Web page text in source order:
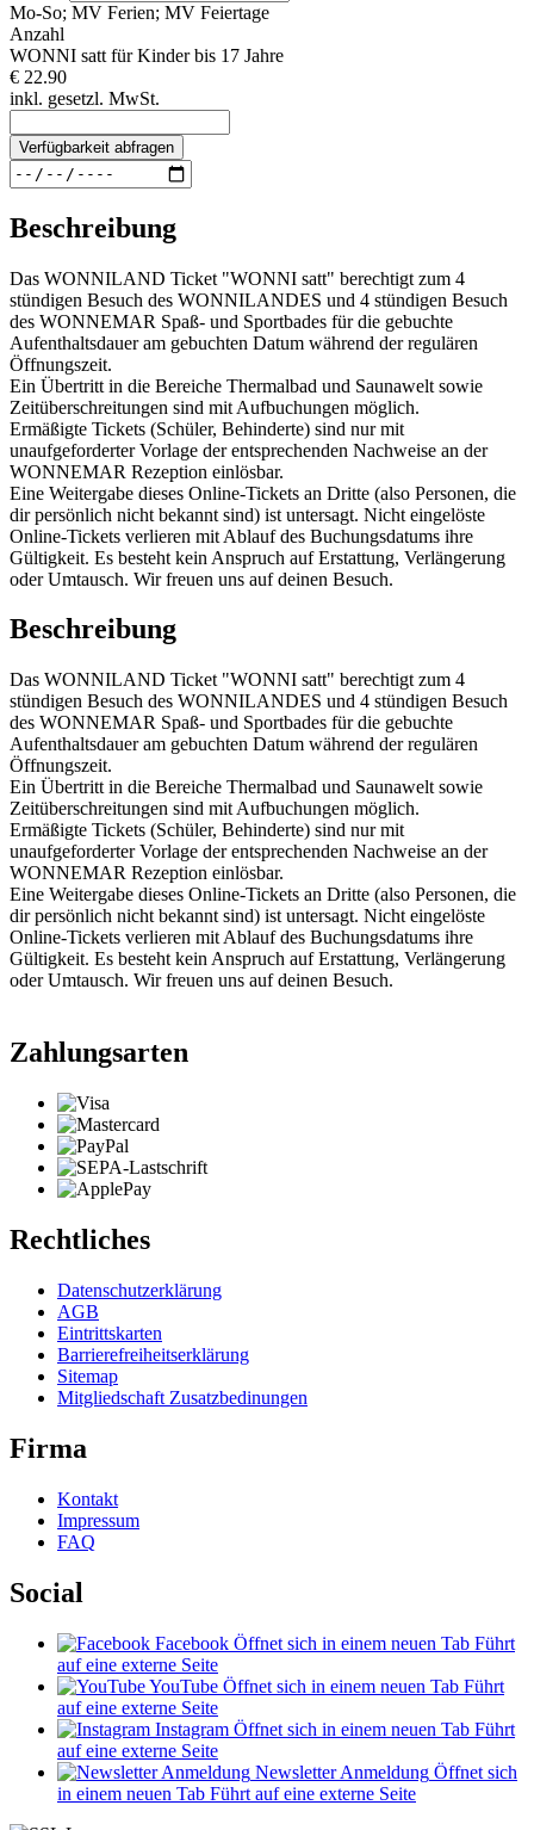
Mo-So; MV Ferien; MV Feiertage
Anzahl
WONNI satt für Kinder bis 17 Jahre
€ 22.90
inkl. gesetzl. MwSt.
Verfügbarkeit abfragen
Beschreibung
Das WONNILAND Ticket "WONNI satt" berechtigt zum 4
stündigen Besuch des WONNILANDES und 4 stündigen Besuch
des WONNEMAR Spaß- und Sportbades für die gebuchte
Aufenthaltsdauer am gebuchten Datum während der regulären
Öffnungszeit.
Ein Übertritt in die Bereiche Thermalbad und Saunawelt sowie
Zeitüberschreitungen sind mit Aufbuchungen möglich.
Ermäßigte Tickets (Schüler, Behinderte) sind nur mit
unaufgeforderter Vorlage der entsprechenden Nachweise an der
WONNEMAR Rezeption einlösbar.
Eine Weitergabe dieses Online-Tickets an Dritte (also Personen, die
dir persönlich nicht bekannt sind) ist untersagt. Nicht eingelöste
Online-Tickets verlieren mit Ablauf des Buchungsdatums ihre
Gültigkeit. Es besteht kein Anspruch auf Erstattung, Verlängerung
oder Umtausch. Wir freuen uns auf deinen Besuch.
Beschreibung
Das WONNILAND Ticket "WONNI satt" berechtigt zum 4
stündigen Besuch des WONNILANDES und 4 stündigen Besuch
des WONNEMAR Spaß- und Sportbades für die gebuchte
Aufenthaltsdauer am gebuchten Datum während der regulären
Öffnungszeit.
Ein Übertritt in die Bereiche Thermalbad und Saunawelt sowie
Zeitüberschreitungen sind mit Aufbuchungen möglich.
Ermäßigte Tickets (Schüler, Behinderte) sind nur mit
unaufgeforderter Vorlage der entsprechenden Nachweise an der
WONNEMAR Rezeption einlösbar.
Eine Weitergabe dieses Online-Tickets an Dritte (also Personen, die
dir persönlich nicht bekannt sind) ist untersagt. Nicht eingelöste
Online-Tickets verlieren mit Ablauf des Buchungsdatums ihre
Gültigkeit. Es besteht kein Anspruch auf Erstattung, Verlängerung
oder Umtausch. Wir freuen uns auf deinen Besuch.
Zahlungsarten
Rechtliches
Datenschutzerklärung
AGB
Eintrittskarten
Barrierefreiheitserklärung
Sitemap
Mitgliedschaft Zusatzbedinungen
Firma
Kontakt
Impressum
FAQ
Social
Facebook Öffnet sich in einem neuen Tab Führt
auf eine externe Seite
YouTube Öffnet sich in einem neuen Tab Führt
auf eine externe Seite
Instagram Öffnet sich in einem neuen Tab Führt
auf eine externe Seite
Newsletter Anmeldung Öffnet sich
in einem neuen Tab Führt auf eine externe Seite